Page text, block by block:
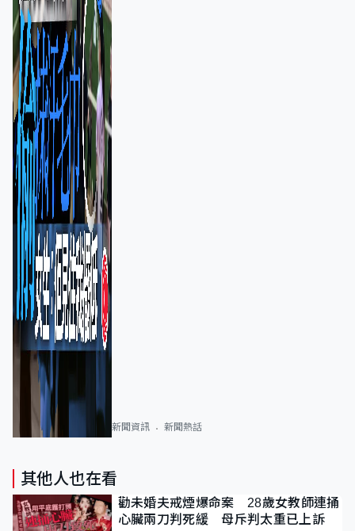
新聞資訊 新聞熱話
其他人也在看
勸未婚夫戒煙爆命案 28歲女教師連捅
心臟兩刀判死緩 母斥判太重已上訴